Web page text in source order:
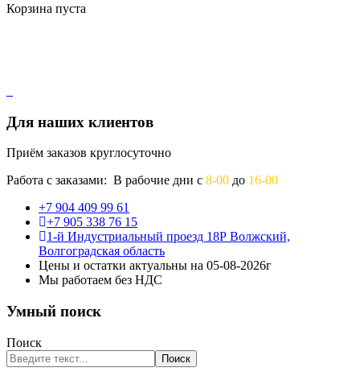
Корзина пуста
Для наших клиентов
Приём заказов круглосуточно
Работа с заказами: В рабочие дни с 8-00 до 16-00
+7 904 409 99 61
+7 905 338 76 15
1-й Индустриальный проезд 18Р Волжский,
Волгоградская область
Цены и остатки актуальны на 05-08-2026г
Мы работаем без НДС
Умный поиск
Поиск
Поиск